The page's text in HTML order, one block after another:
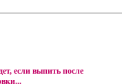
если выпить после